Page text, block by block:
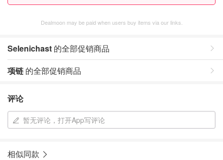
Dealmoon may be paid when users buy items via our links.
Selenichast 的全部促销商品
项链 的全部促销商品
评论
暂无评论，打开App写评论
相似同款